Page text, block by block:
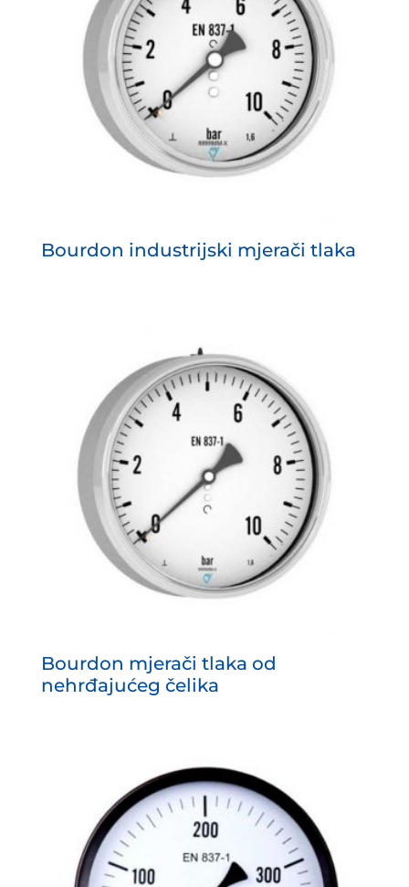
Bourdon industrijski mjerači tlaka
Bourdon mjerači tlaka od
nehrđajućeg čelika